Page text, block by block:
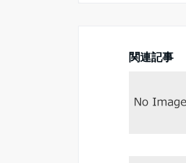
関連記事